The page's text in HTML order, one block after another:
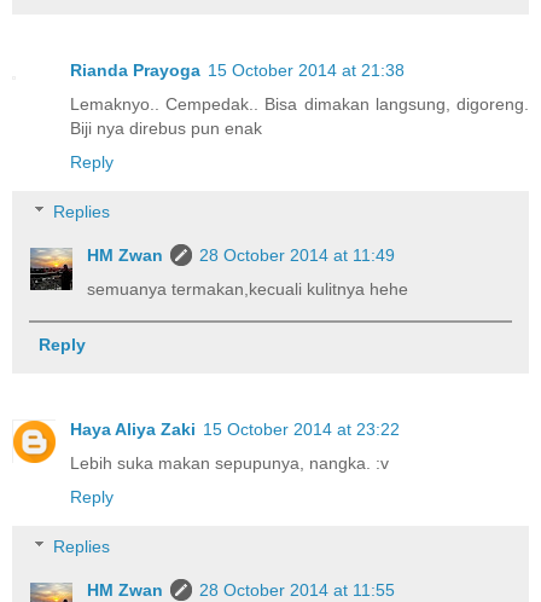
Rianda Prayoga 15 October 2014 at 21:38
Lemaknyo.. Cempedak.. Bisa dimakan langsung, digoreng.
Biji nya direbus pun enak
Reply
Replies
HM Zwan
28 October 2014 at 11:49
semuanya termakan,kecuali kulitnya hehe
Reply
Haya Aliya Zaki 15 October 2014 at 23:22
Lebih suka makan sepupunya, nangka. :v
Reply
Replies
HM Zwan
28 October 2014 at 11:55